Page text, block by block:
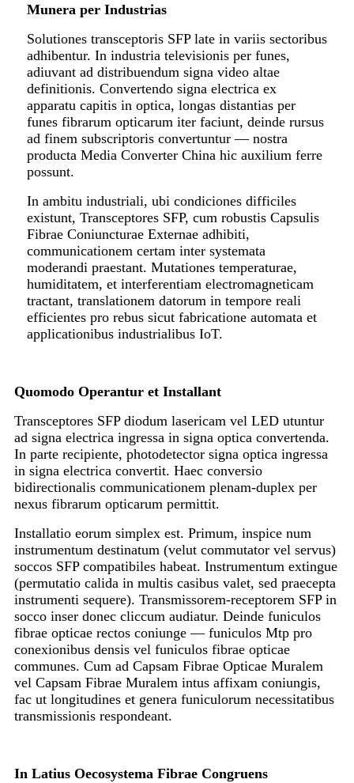
Munera per Industrias
Solutiones transceptoris SFP late in variis sectoribus
adhibentur. In industria televisionis per funes,
adiuvant ad distribuendum signa video altae
definitionis. Convertendo signa electrica ex
apparatu capitis in optica, longas distantias per
funes fibrarum opticarum iter faciunt, deinde rursus
ad finem subscriptoris convertuntur — nostra
producta Media Converter China hic auxilium ferre
possunt.
In ambitu industriali, ubi condiciones difficiles
existunt, Transceptores SFP, cum robustis Capsulis
Fibrae Coniuncturae Externae adhibiti,
communicationem certam inter systemata
moderandi praestant. Mutationes temperaturae,
humiditatem, et interferentiam electromagneticam
tractant, translationem datorum in tempore reali
efficientes pro rebus sicut fabricatione automata et
applicationibus industrialibus IoT.
Quomodo Operantur et Installant
Transceptores SFP diodum lasericam vel LED utuntur
ad signa electrica ingressa in signa optica convertenda.
In parte recipiente, photodetector signa optica ingressa
in signa electrica convertit. Haec conversio
bidirectionalis communicationem plenam-duplex per
nexus fibrarum opticarum permittit.
Installatio eorum simplex est. Primum, inspice num
instrumentum destinatum (velut commutator vel servus)
soccos SFP compatibiles habeat. Instrumentum extingue
(permutatio calida in multis casibus valet, sed praecepta
instrumenti sequere). Transmissorem-receptorem SFP in
socco inser donec cliccum audiatur. Deinde funiculos
fibrae opticae rectos coniunge — funiculos Mtp pro
conexionibus densis vel funiculos fibrae opticae
communes. Cum ad Capsam Fibrae Opticae Muralem
vel Capsam Fibrae Muralem intus affixam coniungis,
fac ut longitudines et genera funiculorum necessitatibus
transmissionis respondeant.
In Latius Oecosystema Fibrae Congruens